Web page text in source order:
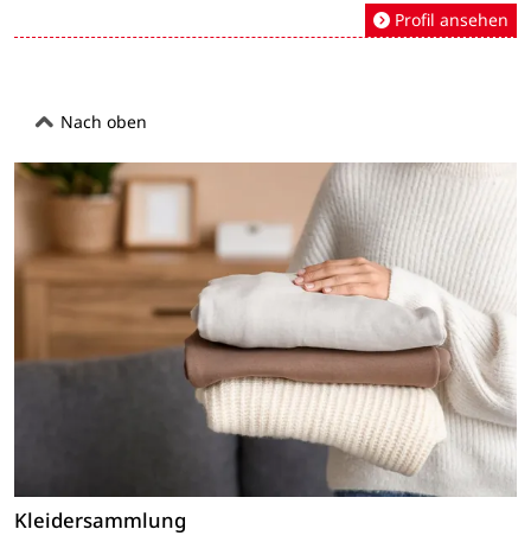
Profil ansehen
Nach oben
Kleidersammlung